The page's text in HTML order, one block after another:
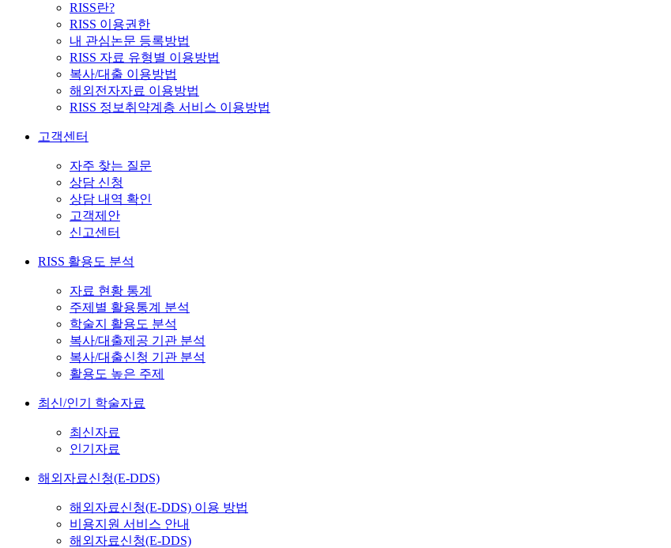
RISS란?
RISS 이용권한
내 관심논문 등록방법
RISS 자료 유형별 이용방법
복사/대출 이용방법
해외전자자료 이용방법
RISS 정보취약계층 서비스 이용방법
고객센터
자주 찾는 질문
상담 신청
상담 내역 확인
고객제안
신고센터
RISS 활용도 분석
자료 현황 통계
주제별 활용통계 분석
학술지 활용도 분석
복사/대출제공 기관 분석
복사/대출신청 기관 분석
활용도 높은 주제
최신/인기 학술자료
최신자료
인기자료
해외자료신청(E-DDS)
해외자료신청(E-DDS) 이용 방법
비용지원 서비스 안내
해외자료신청(E-DDS)